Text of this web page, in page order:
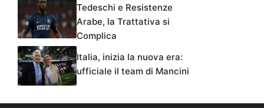
Tedeschi e Resistenze
Arabe, la Trattativa si
Complica
Italia, inizia la nuova era:
ufficiale il team di Mancini